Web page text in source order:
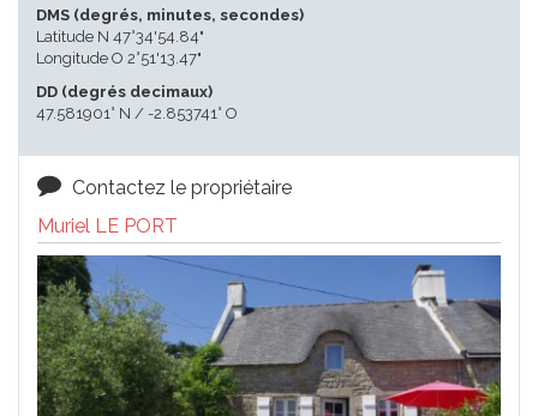
DMS (degrés, minutes, secondes)
Latitude N 47°34'54.84"
Longitude O 2°51'13.47"
DD (degrés decimaux)
47.581901° N / -2.853741° O
Contactez le propriétaire
Muriel LE PORT